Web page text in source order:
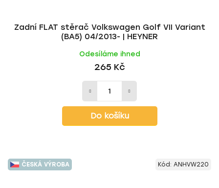
Zadní FLAT stěrač Volkswagen Golf VII Variant
(BA5) 04/2013- | HEYNER
Odesíláme ihned
265 Kč
Do košíku
ČESKÁ VÝROBA Kód: ANHVW220